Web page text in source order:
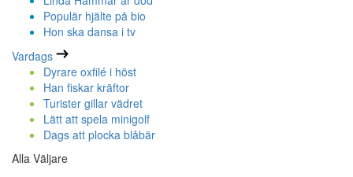
Populär hjälte på bio
Hon ska dansa i tv
Vardags
Dyrare oxfilé i höst
Han fiskar kräftor
Turister gillar vädret
Lätt att spela minigolf
Dags att plocka blåbär
Alla Väljare